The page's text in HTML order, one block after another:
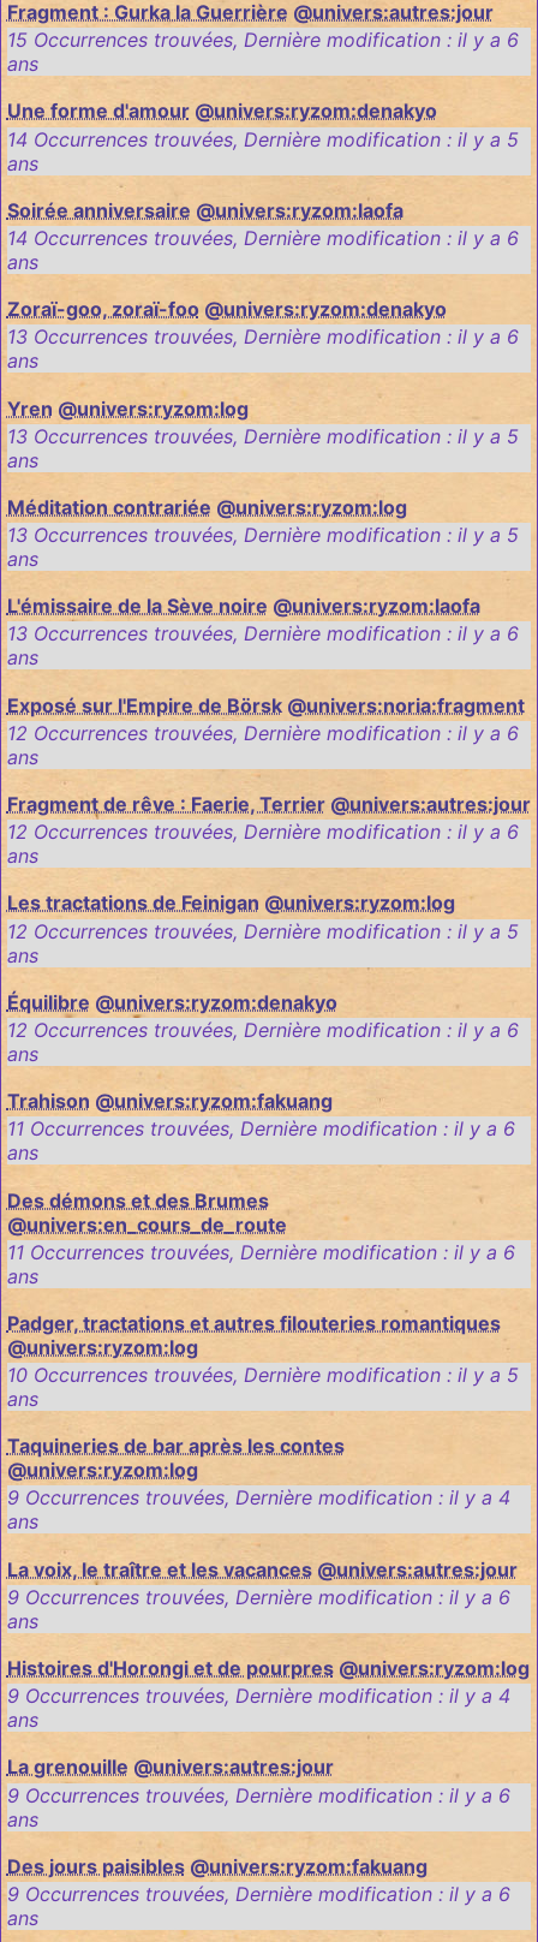
Fragment : Gurka la Guerrière @univers:autres:jour
15 Occurrences trouvées, Dernière modification : il y a 6
ans
Une forme d'amour @univers:ryzom:denakyo
14 Occurrences trouvées, Dernière modification : il y a 5
ans
Soirée anniversaire @univers:ryzom:laofa
14 Occurrences trouvées, Dernière modification : il y a 6
ans
Zoraï-goo, zoraï-foo @univers:ryzom:denakyo
13 Occurrences trouvées, Dernière modification : il y a 6
ans
Yren @univers:ryzom:log
13 Occurrences trouvées, Dernière modification : il y a 5
ans
Méditation contrariée @univers:ryzom:log
13 Occurrences trouvées, Dernière modification : il y a 5
ans
L'émissaire de la Sève noire @univers:ryzom:laofa
13 Occurrences trouvées, Dernière modification : il y a 6
ans
Exposé sur l'Empire de Börsk @univers:noria:fragment
12 Occurrences trouvées, Dernière modification : il y a 6
ans
Fragment de rêve : Faerie, Terrier @univers:autres:jour
12 Occurrences trouvées, Dernière modification : il y a 6
ans
Les tractations de Feinigan @univers:ryzom:log
12 Occurrences trouvées, Dernière modification : il y a 5
ans
Équilibre @univers:ryzom:denakyo
12 Occurrences trouvées, Dernière modification : il y a 6
ans
Trahison @univers:ryzom:fakuang
11 Occurrences trouvées, Dernière modification : il y a 6
ans
Des démons et des Brumes
@univers:en_cours_de_route
11 Occurrences trouvées, Dernière modification : il y a 6
ans
Padger, tractations et autres filouteries romantiques
@univers:ryzom:log
10 Occurrences trouvées, Dernière modification : il y a 5
ans
Taquineries de bar après les contes
@univers:ryzom:log
9 Occurrences trouvées, Dernière modification : il y a 4
ans
La voix, le traître et les vacances @univers:autres:jour
9 Occurrences trouvées, Dernière modification : il y a 6
ans
Histoires d'Horongi et de pourpres @univers:ryzom:log
9 Occurrences trouvées, Dernière modification : il y a 4
ans
La grenouille @univers:autres:jour
9 Occurrences trouvées, Dernière modification : il y a 6
ans
Des jours paisibles @univers:ryzom:fakuang
9 Occurrences trouvées, Dernière modification : il y a 6
ans